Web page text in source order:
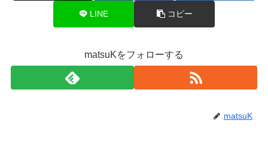
LINE コピー
matsuKをフォローする
matsuK